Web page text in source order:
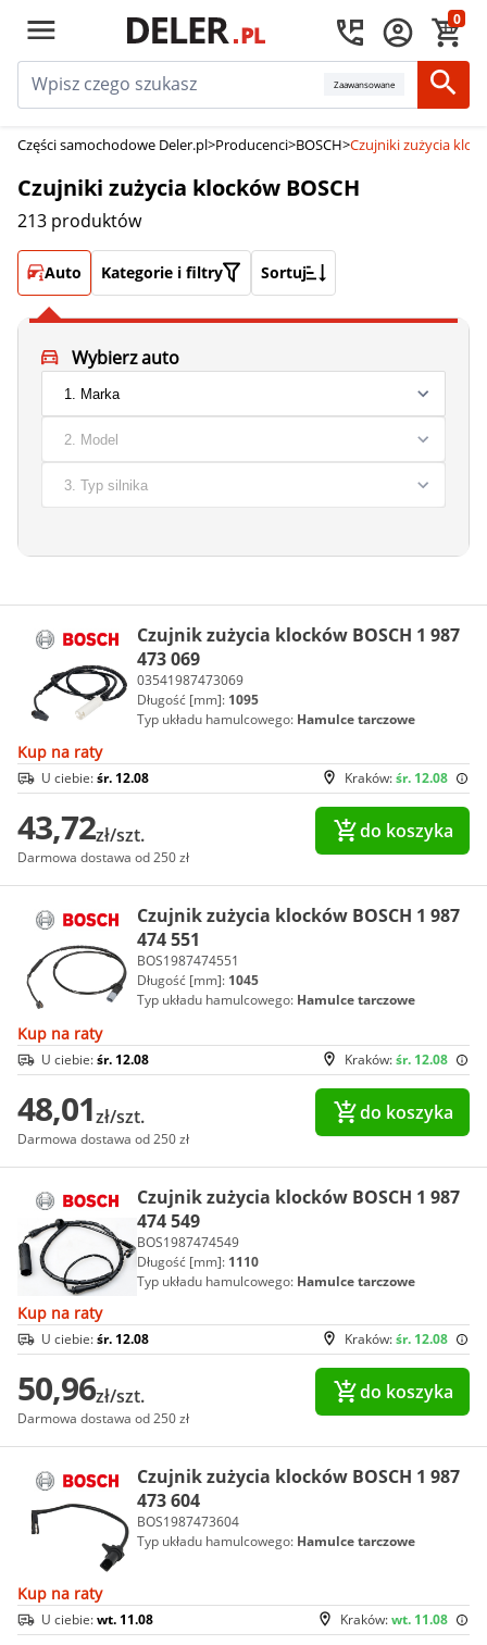
0
Zaawansowane
Części samochodowe Deler.pl>Producenci>BOSCH>Czujniki zużycia
Czujniki zużycia klocków BOSCH
213 produktów
Auto Kategorie i filtry Sortuj
Wybierz auto
Czujnik zużycia klocków BOSCH 1 987
473 069
03541987473069
Długość [mm]: 1095
Typ układu hamulcowego: Hamulce tarczowe
Kup na raty
Kraków:śr. 12.08
U ciebie:śr. 12.08
43,72zł/szt.
Darmowa dostawa od 250 zł
do koszyka
Czujnik zużycia klocków BOSCH 1 987
474 551
BOS1987474551
Długość [mm]: 1045
Typ układu hamulcowego: Hamulce tarczowe
Kup na raty
Kraków:śr. 12.08
U ciebie:śr. 12.08
48,01zł/szt.
Darmowa dostawa od 250 zł
do koszyka
Czujnik zużycia klocków BOSCH 1 987
474 549
BOS1987474549
Długość [mm]: 1110
Typ układu hamulcowego: Hamulce tarczowe
Kup na raty
Kraków:śr. 12.08
U ciebie:śr. 12.08
50,96zł/szt.
Darmowa dostawa od 250 zł
do koszyka
Czujnik zużycia klocków BOSCH 1 987
473 604
BOS1987473604
Typ układu hamulcowego: Hamulce tarczowe
Kup na raty
Kraków:wt. 11.08
U ciebie:wt. 11.08